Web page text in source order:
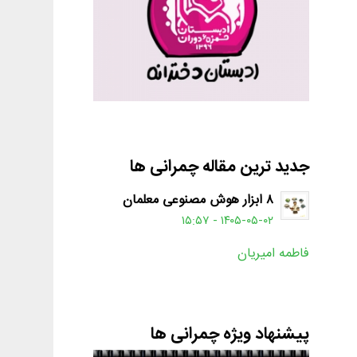
جدید ترین مقاله چمرانی ها
۸ ابزار هوش مصنوعی معلمان
۱۴۰۵-۰۵-۰۲ - ۱۵:۵۷
فاطمه امیریان
پیشنهاد ویژه چمرانی ها